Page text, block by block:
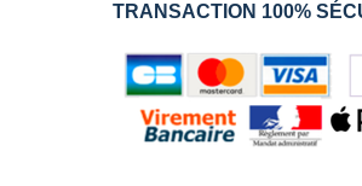
TRANSACTION 100%